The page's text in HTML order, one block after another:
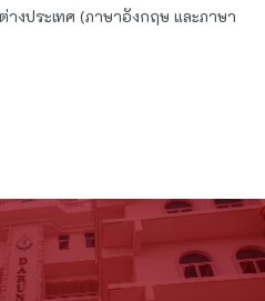
างประเทศ (ภาษาอังกฤษ และภาษา
นประถมศึกษาและมัธยมศึกษา การแ
รางวัลระดับชั้นมัธยมศึกษา การแข่งขั